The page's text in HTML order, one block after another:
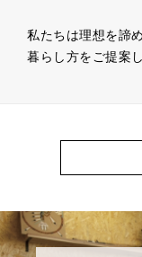
私たちは理想を諦
暮らし方をご提案